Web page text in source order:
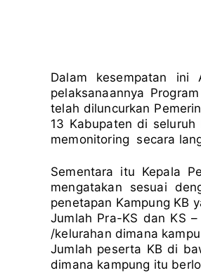
Dalam kesempatan ini
pelaksanaannya
telah diluncurkan
13 Kabupaten di
memonitoring secara
Sementara itu Kepala
mengatakan sesuai
penetapan Kampung KB
Jumlah Pra-KS dan KS
/kelurahan dimana
Jumlah peserta KB di
dimana kampung itu